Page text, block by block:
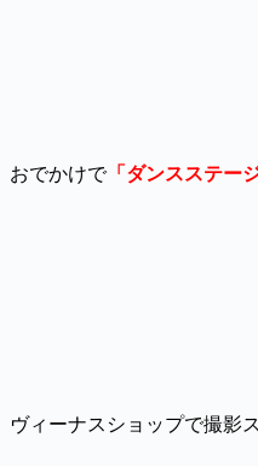
おでかけで「ダンスステージ
ヴィーナスショップで撮影